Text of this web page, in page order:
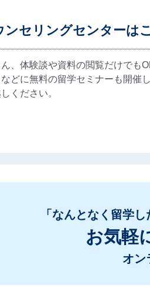
ンセリングセンターは
、体験談や資料の閲覧だけでも
どに無料の留学セミナーも開催
ください。
「なんとなく留学
お気軽
オン